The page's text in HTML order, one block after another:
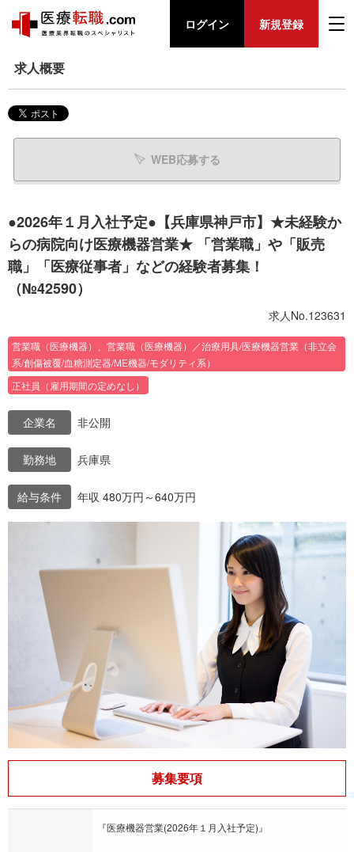
ログイン 新規登録
求人概要
WEB応募する
●2026年１月入社予定●【兵庫県神戸市】★未経験か
らの病院向け医療機器営業★ 「営業職」や「販売
職」「医療従事者」などの経験者募集！
（№42590）
求人No.123631
営業職（医療機器）、営業職（医療機器）／治療用具/医療機器営業（非立会
系/創傷被覆/血糖測定器/ME機器/モダリティ系）
正社員（雇用期間の定めなし）
企業名 非公開
勤務地 兵庫県
給与条件 年収 480万円～640万円
募集要項
『医療機器営業(2026年１月入社予定)』